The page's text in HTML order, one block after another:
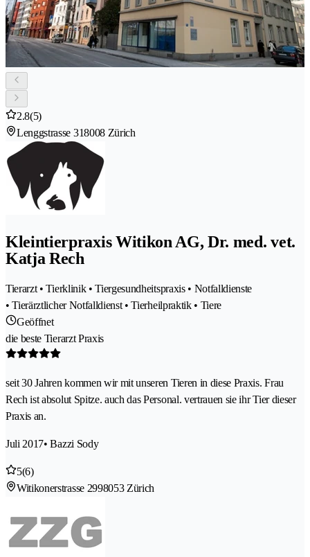
2.8(5)
Lenggstrasse 318008 Zürich
Kleintierpraxis Witikon AG, Dr. med. vet.
Katja Rech
Tierarzt • Tierklinik • Tiergesundheitspraxis • Notfalldienste
• Tierärztlicher Notfalldienst • Tierheilpraktik • Tiere
Geöffnet
die beste Tierarzt Praxis
seit 30 Jahren kommen wir mit unseren Tieren in diese Praxis. Frau
Rech ist absolut Spitze. auch das Personal. vertrauen sie ihr Tier dieser
Praxis an.
Juli 2017• Bazzi Sody
5(6)
Witikonerstrasse 2998053 Zürich